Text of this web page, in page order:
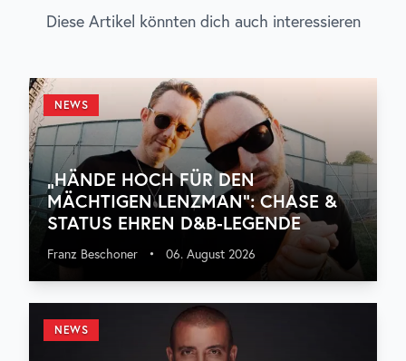
Diese Artikel könnten dich auch interessieren
NEWS
„HÄNDE HOCH FÜR DEN
MÄCHTIGEN LENZMAN“: CHASE &
STATUS EHREN D&B-LEGENDE
Franz Beschoner • 06. August 2026
NEWS